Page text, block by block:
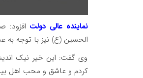
نماینده عالی دولت افزود:
الحسین (ع) نیز با توجه
وی گفت: این خیر نیک
کردم و عاشق و محب اهل